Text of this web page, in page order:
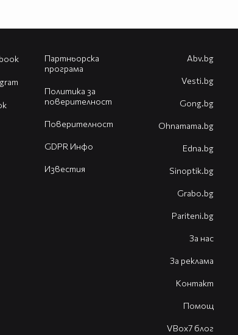
Партньорска
програма
Политика за
поверителност
Поверителност
GDPR Инфо
Известия
Abv.bg
Vesti.bg
Gong.bg
Оhnamama.bg
Edna.bg
Sinoptik.bg
Grabo.bg
Pariteni.bg
За нас
За реклама
Контакт
Помощ
VBox7 блог